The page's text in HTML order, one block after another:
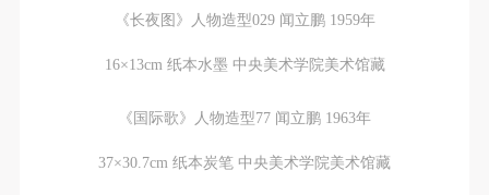
《长夜图》人物造型029 闻立鹏 1959年
16×13cm 纸本水墨 中央美术学院美术馆藏
《国际歌》人物造型77 闻立鹏 1963年
37×30.7cm 纸本炭笔 中央美术学院美术馆藏